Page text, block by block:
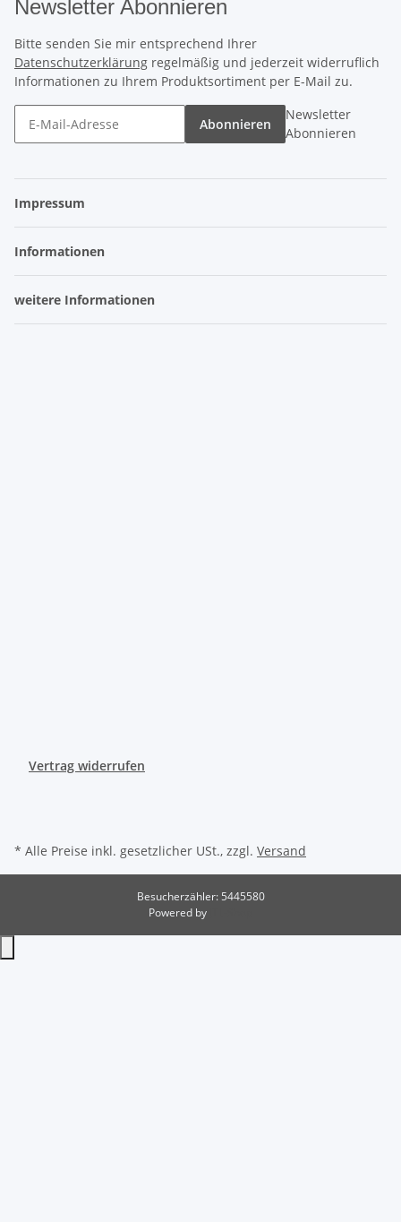
Newsletter Abonnieren
Bitte senden Sie mir entsprechend Ihrer
Datenschutzerklärung regelmäßig und jederzeit widerruflich
Informationen zu Ihrem Produktsortiment per E-Mail zu.
Abonnieren
Newsletter
Abonnieren
Impressum
Informationen
weitere Informationen
Vertrag widerrufen
* Alle Preise inkl. gesetzlicher USt., zzgl. Versand
Besucherzähler: 5445580
Powered by